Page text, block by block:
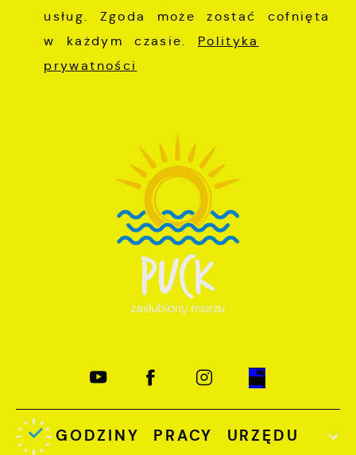
usług. Zgoda może zostać cofnięta
w każdym czasie. Polityka
prywatności
GODZINY PRACY URZĘDU